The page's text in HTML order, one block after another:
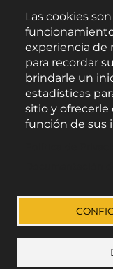
Aviso legal
Las cookies
experiencia de
para recordar
brindarle un
estadísticas
sitio y
función de sus